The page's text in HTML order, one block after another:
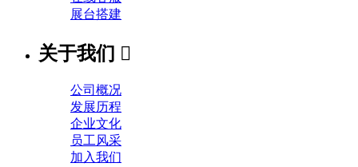
展台搭建
关于我们 
公司概况
发展历程
企业文化
员工风采
加入我们